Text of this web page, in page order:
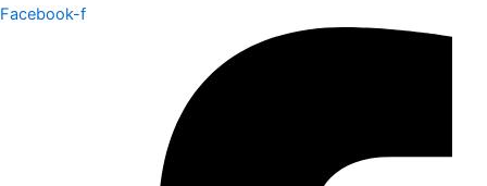
Facebook-f